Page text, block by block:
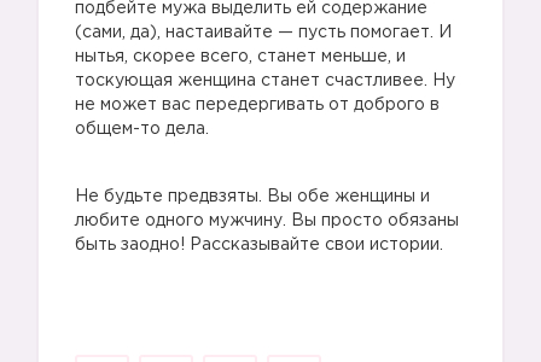
подбейте мужа выделить ей содержание
(сами, да), настаивайте — пусть помогает. И
нытья, скорее всего, станет меньше, и
тоскующая женщина станет счастливее. Ну
не может вас передергивать от доброго в
общем-то дела.
Не будьте предвзяты. Вы обе женщины и
любите одного мужчину. Вы просто обязаны
быть заодно! Рассказывайте свои истории.